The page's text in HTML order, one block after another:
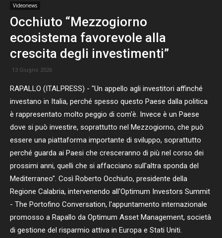
Videonews
Occhiuto “Mezzogiorno
ecosistema favorevole alla
crescita degli investimenti”
13 Giugno 2026
RAPALLO (ITALPRESS) - "Un appello agli investitori affinché
investano in Italia, perché spesso questo Paese dalla politica
è rappresentato molto peggio di com'è. Invece è un Paese
dove si può investire, soprattutto nel Mezzogiorno, che può
essere una piattaforma importante di sviluppo, soprattutto
perché guarda ai Paesi che cresceranno di più nel corso dei
prossimi anni, quelli che si affacciano sull'altra sponda del
Mediterraneo". Così Roberto Occhiuto, presidente della
Regione Calabria, intervenendo all'Optimum Investors Summit
- The Portofino Conversation, l'appuntamento internazionale
promosso a Rapallo da Optimum Asset Management, società
di gestione del risparmio attiva in Europa e Stati Uniti.